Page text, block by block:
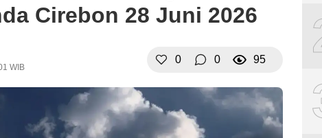
Cirebon 28 Juni 2026
WIB
0 0 95